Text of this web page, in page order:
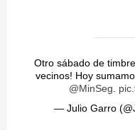
Otro sábado de
vecinos! Hoy
@MinSeg.
— Julio Garro